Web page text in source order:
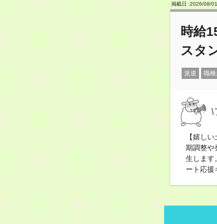
掲載日 :2026/08/01
時給
スタ
派遣 職種
\
【嬉し
期調整や
生します
ート応援